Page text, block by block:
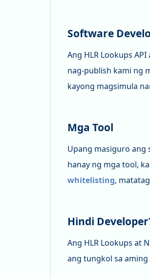
Software
Ang HLR Lookups
nag-publish kami ng
kayong magsimula
Mga Tool
Upang masiguro ang
hanay ng mga tool,
whitelisting,
Hindi
Ang HLR Lookups at
ang tungkol sa aming